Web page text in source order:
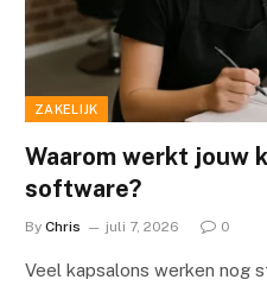
ZAKELIJK
Waarom werkt jouw
software?
By Chris juli 7, 2026 0
Veel kapsalons werken nog